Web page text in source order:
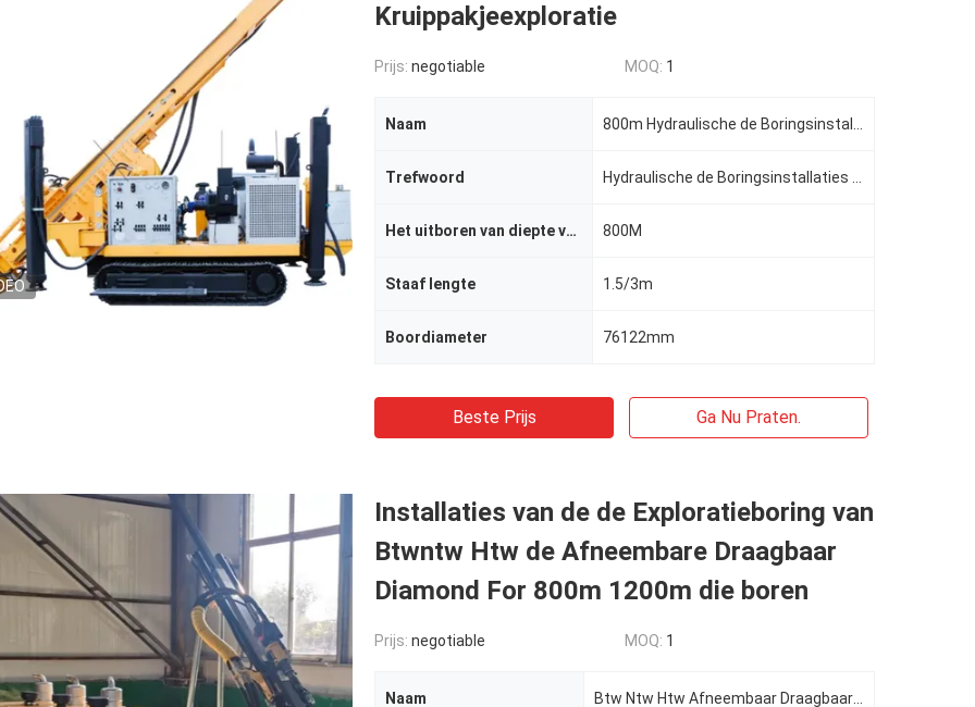
Kruippakjeexploratie
Prijs: negotiable MOQ: 1
Naam
Trefwoord
Het uitboren van diepte voor waterput 800M
Staaf lengte 1.5/3m
Boordiameter 76122mm
Beste Prijs Ga Nu Praten.
Installaties van de de Exploratieboring van
Btwntw Htw de Afneembare Draagbaar
Diamond For 800m 1200m die boren
Prijs: negotiable MOQ: 1
Naam